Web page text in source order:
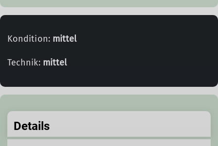
Kondition: mittel
Technik: mittel
Details